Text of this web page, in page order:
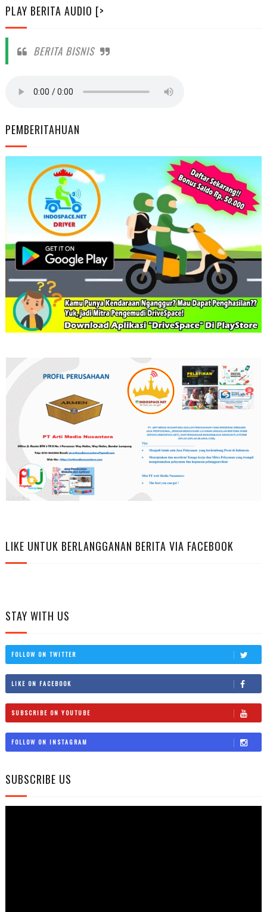
PLAY BERITA AUDIO [>
BERITA BISNIS
PEMBERITAHUAN
LIKE UNTUK BERLANGGANAN BERITA VIA FACEBOOK
STAY WITH US
FOLLOW ON TWITTER
LIKE ON FACEBOOK
SUBSCRIBE ON YOUTUBE
FOLLOW ON INSTAGRAM
SUBSCRIBE US